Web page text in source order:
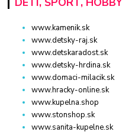
www.kamenik.sk
www.detsky-raj.sk
www.detskaradost.sk
www.detsky-hrdina.sk
www.domaci-milacik.sk
www.hracky-online.sk
www.kupelna.shop
www.stonshop.sk
www.sanita-kupelne.sk